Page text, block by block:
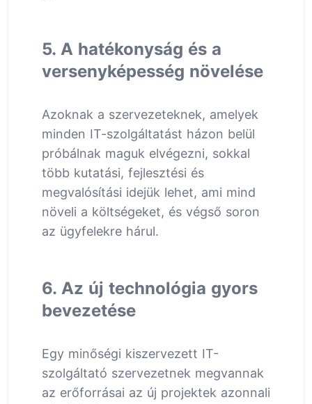
5. A hatékonyság és a
versenyképesség növelése
Azoknak a szervezeteknek, amelyek
minden IT-szolgáltatást házon belül
próbálnak maguk elvégezni, sokkal
több kutatási, fejlesztési és
megvalósítási idejük lehet, ami mind
növeli a költségeket, és végső soron
az ügyfelekre hárul.
6. Az új technológia gyors
bevezetése
Egy minőségi kiszervezett IT-
szolgáltató szervezetnek megvannak
az erőforrásai az új projektek azonnali